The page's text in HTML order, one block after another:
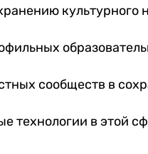
культурного
сообществ в
технологии в этой